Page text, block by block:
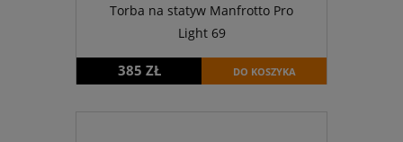
Torba na statyw Manfrotto Pro
Light 69
385 ZŁ DO KOSZYKA